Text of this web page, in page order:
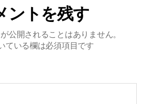
ントを残す
公開されることはありません。
ている欄は必須項目です